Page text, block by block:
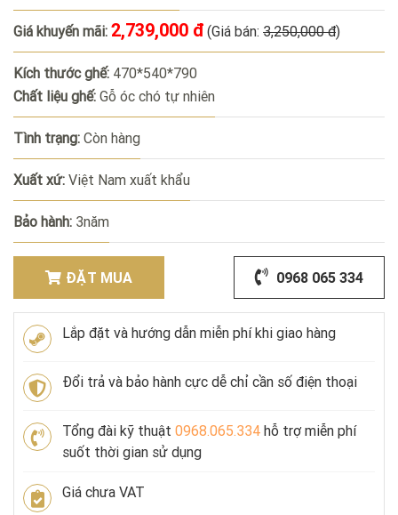
Giá khuyến mãi: 2,739,000 đ (Giá bán: 3,250,000 đ)
Kích thước ghế: 470*540*790
Chất liệu ghế: Gỗ óc chó tự nhiên
Tình trạng: Còn hàng
Xuất xứ: Việt Nam xuất khẩu
Bảo hành: 3năm
ĐẶT MUA 0968 065 334
Lắp đặt và hướng dẫn miễn phí khi giao hàng
Đổi trả và bảo hành cực dễ chỉ cần số điện thoại
Tổng đài kỹ thuật 0968.065.334 hỗ trợ miễn phí
suốt thời gian sử dụng
Giá chưa VAT